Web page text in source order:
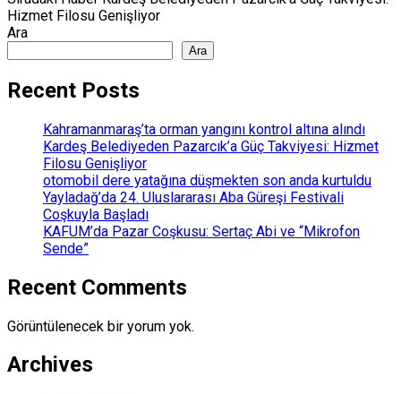
Hizmet Filosu Genişliyor
Ara
Ara
Recent Posts
Kahramanmaraş’ta orman yangını kontrol altına alındı
Kardeş Belediyeden Pazarcık’a Güç Takviyesi: Hizmet
Filosu Genişliyor
otomobil dere yatağına düşmekten son anda kurtuldu
Yayladağ’da 24. Uluslararası Aba Güreşi Festivali
Coşkuyla Başladı
KAFUM’da Pazar Coşkusu: Sertaç Abi ve “Mikrofon
Sende”
Recent Comments
Görüntülenecek bir yorum yok.
Archives